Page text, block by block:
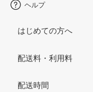
ヘルプ
はじめての方へ
配送料・利用料
配送時間